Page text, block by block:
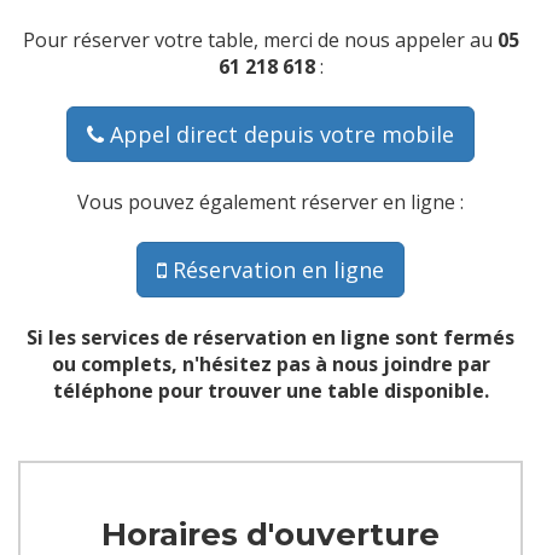
Pour réserver votre table, merci de nous appeler au 05
61 218 618:
Appel direct depuis votre mobile
Vous pouvez également réserver en ligne :
Réservation en ligne
Si les services de réservation en ligne sont fermés
ou complets, n'hésitez pas à nous joindre par
téléphone pour trouver une table disponible.
Horaires d'ouverture